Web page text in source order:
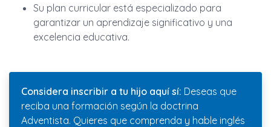
Su plan curricular está especializado para
garantizar un aprendizaje significativo y una
excelencia educativa.
Considera inscribir a tu hijo aquí sí: Deseas que
reciba una formación según la doctrina
Adventista. Quieres que comprenda y hable inglés